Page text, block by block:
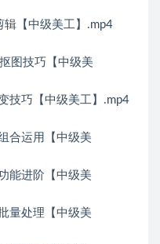
【中级美工】.mp4
图技巧【中级美
技巧【中级美工】.mp4
合运用【中级美
能进阶【中级美
量处理【中级美